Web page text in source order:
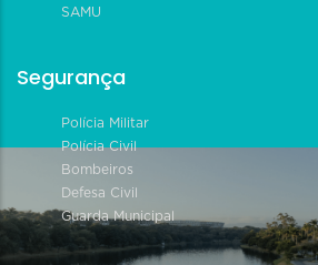
SAMU
Segurança
Polícia Militar
Polícia Civil
Bombeiros
Defesa Civil
Guarda Municipal